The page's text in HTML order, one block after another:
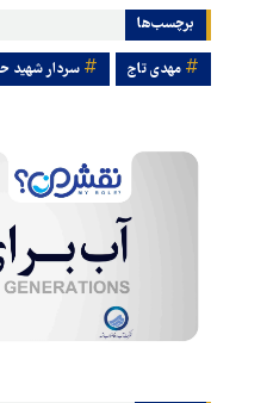
برچسب‌ها
مهدی تاج سردار شهید